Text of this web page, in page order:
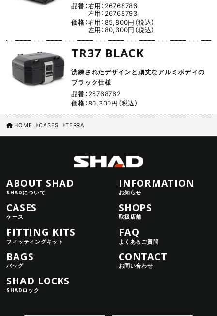
品番：右用：26768786
左用：26768793
価格：右用：85,800円（税込）
左用：80,300円（税込）
TR37 BLACK
洗練されたデザインと頑丈なアルミボディの
ブラック仕様
品番：26768762
価格：80,300円（税込）
HOME CASES TERRA
ABOUT SHAD
SHADについて
CASES
ケース
FITTING KITS
フィッティングキット
BAGS
バッグ
SHAD LOCKS
SHADロック
INFORMATION
お知らせ
SHOPS
取扱店舗
FAQ
よくあるご質問
CONTACT
お問い合わせ